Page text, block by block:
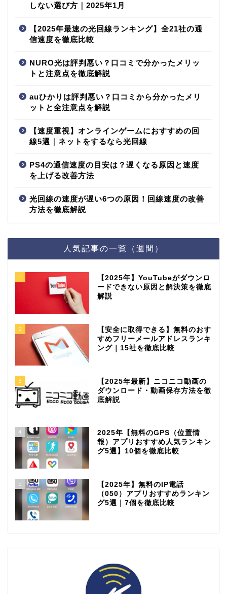
しない選び方｜2025年1月
【2025年最速の光回線ランキング】全21社の通
信速度を徹底比較
NURO光は評判悪い？口コミで分かったメリッ
トと注意点を徹底解説
auひかりは評判悪い？口コミから分かったメリ
ットと全注意点を解説
【速度重視】オンラインゲームにおすすめの回
線5選｜ネットをするなら光回線
PS4の通信速度の目安は？遅くなる原因と速度
を上げる改善方法
光回線の速度が遅い6つの原因！回線速度の改善
方法を徹底解説
人気記事の一覧（週間）
1
【2025年】YouTubeがダウンロ
ードできない原因と解決策を徹底
解説
2
【安全に取得できる】無料のおす
すめフリーメールアドレスランキ
ング｜15社を徹底比較
3
【2025年最新】ニコニコ動画の
ダウンロード・動画保存方法を徹
底解説
4
2025年【無料のGPS（位置情
報）アプリおすすめ人気ランキン
グ5選】10個を徹底比較
5
【2025年】無料のIP電話
（050）アプリおすすめランキン
グ5選｜7個を徹底比較